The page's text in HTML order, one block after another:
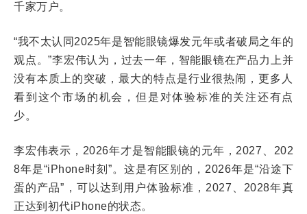
千家万户。
“我不太认同2025年是智能眼镜爆发元年或者破局之年的
观点。”李宏伟认为，过去一年，智能眼镜在产品力上并
没有本质上的突破，最大的特点是行业很热闹，更多人
看到这个市场的机会，但是对体验标准的关注还有点
少。
李宏伟表示，2026年才是智能眼镜的元年，2027、202
8年是“iPhone时刻”。这是有区别的，2026年是“沿途下
蛋的产品”，可以达到用户体验标准，2027、2028年真
正达到初代iPhone的状态。